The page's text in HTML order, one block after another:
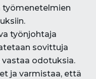
työmenetelmien
työnjohtaja
sovittuja
odotuksia.
ja varmistaa, että